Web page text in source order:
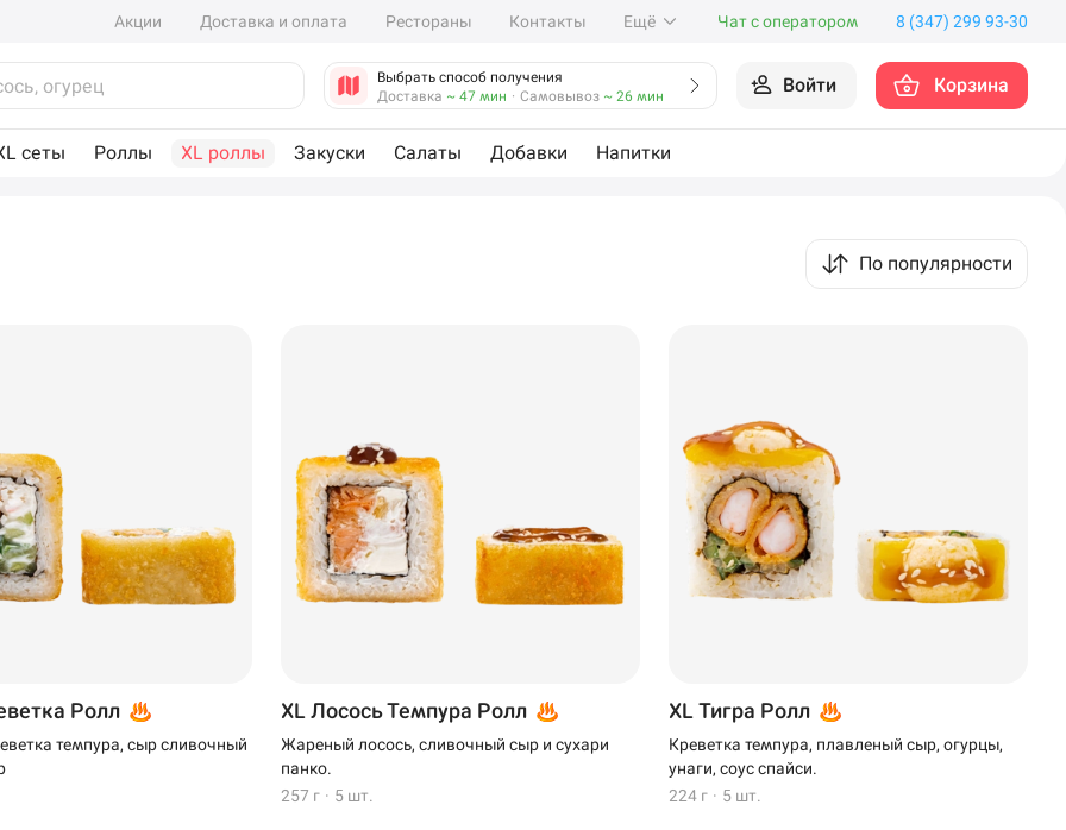
Акции Доставка и оплата Рестораны Контакты Ещё Чат с оператором 8 (347) 299 93-30
Выбрать способ получения
Доставка ~ 47 мин · Самовывоз ~ 26 мин Войти Корзина
сеты Роллы XL роллы Закуски Салаты Добавки Напитки
По популярности
Ролл
темпура, сыр сливочный
XL Лосось Темпура Ролл
Жареный лосось, сливочный сыр и сухари
панко.
257 г · 5 шт.
XL Тигра Ролл
Креветка темпура, плавленый сыр, огурцы,
унаги, соус спайси.
224 г · 5 шт.